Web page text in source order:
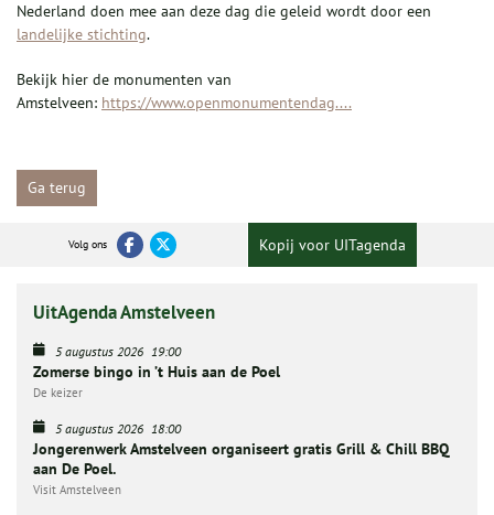
Nederland doen mee aan deze dag die geleid wordt door een
landelijke stichting.
Bekijk hier de monumenten van
Amstelveen: https://www.openmonumentendag....
Ga terug
Volg ons Kopij voor UITagenda
UitAgenda Amstelveen
5 augustus 2026 19:00
Zomerse bingo in ’t Huis aan de Poel
De keizer
5 augustus 2026 18:00
Jongerenwerk Amstelveen organiseert gratis Grill & Chill BBQ
aan De Poel.
Visit Amstelveen